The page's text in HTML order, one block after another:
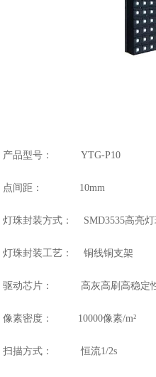
产品型号： YTG-P10
点间距： 10mm
灯珠封装方式： SMD3535高亮灯
灯珠封装工艺： 铜线铜支架
驱动芯片： 高灰高刷高稳定性
像素密度： 10000像素/m²
扫描方式： 恒流1/2s